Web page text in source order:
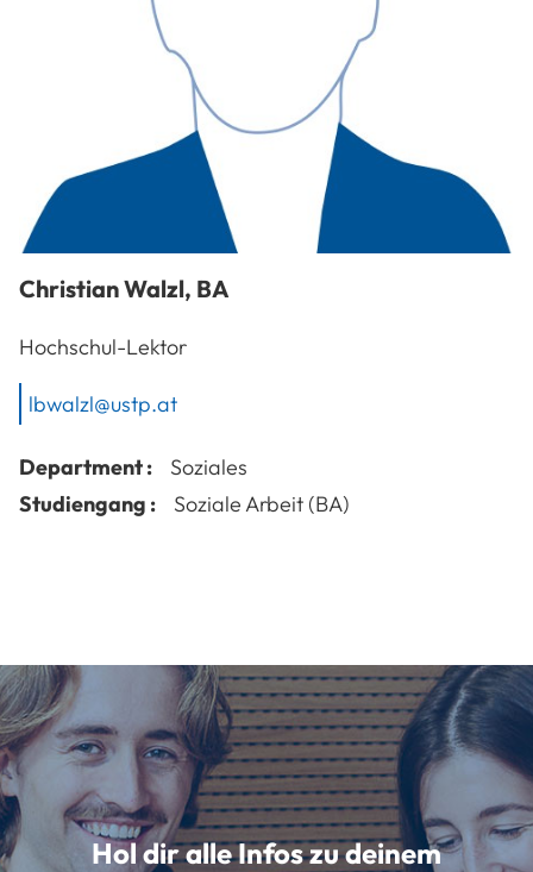
ChristianWalzl, BA
Hochschul-Lektor
lbwalzl@ustp.at
Department :
Soziales
Studiengang :
Soziale Arbeit (BA)
Hol dir alle Infos zu deinem